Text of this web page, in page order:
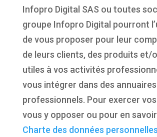
Infopro Digital SAS ou toutes
groupe Infopro Digital pourront
de vous proposer pour leur
de leurs clients, des produits et/
utiles à vos activités
vous intégrer dans des annuaires
professionnels. Pour exercer
vous y opposer ou pour en
Charte des données